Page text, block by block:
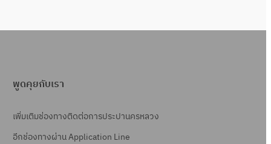
พูดคุยกับเรา
เพิ่มเติมช่องทางติดต่อการประปานครหลวง
อีกช่องทางผ่าน Application Line